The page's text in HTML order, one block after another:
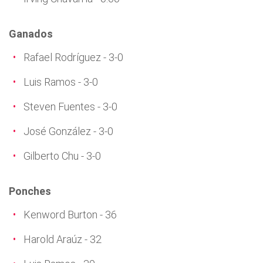
Ganados
Rafael Rodríguez - 3-0
Luis Ramos - 3-0
Steven Fuentes - 3-0
José González - 3-0
Gilberto Chu - 3-0
Ponches
Kenword Burton - 36
Harold Araúz - 32